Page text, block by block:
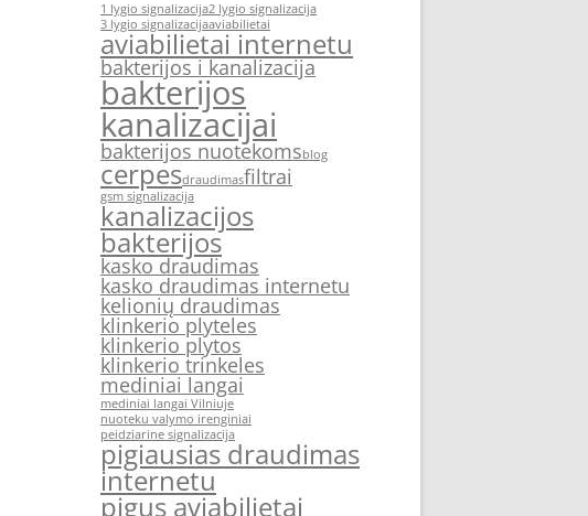
1 lygio signalizacija2 lygio signalizacija
3 lygio signalizacijaaviabilietai
aviabilietai internetu
bakterijos i kanalizacija
bakterijos
kanalizacijai
bakterijos nuotekomsblog
cerpesdraudimasfiltrai
gsm signalizacija
kanalizacijos
bakterijos
kasko draudimas
kasko draudimas internetu
kelionių draudimas
klinkerio plyteles
klinkerio plytos
klinkerio trinkeles
mediniai langai
mediniai langai Vilniuje
nuoteku valymo irenginiai
peidziarine signalizacija
pigiausias draudimas
internetu
pigus aviabilietai